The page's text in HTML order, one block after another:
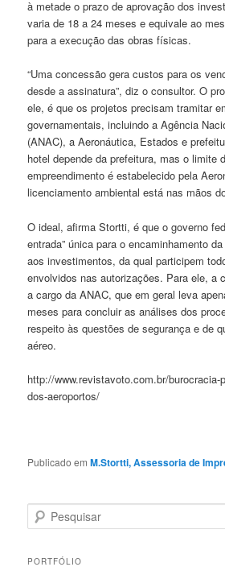
à metade o prazo de aprovação dos
varia de 18 a 24 meses e equivale ao
para a execução das obras físicas.
“Uma concessão gera custos para os
desde a assinatura”, diz o consultor. O
ele, é que os projetos precisam tramitar
governamentais, incluindo a Agência
(ANAC), a Aeronáutica, Estados e
hotel depende da prefeitura, mas o limite
empreendimento é estabelecido pela
licenciamento ambiental está nas mãos
O ideal, afirma Stortti, é que o governo
entrada” única para o encaminhamento
aos investimentos, da qual participem
envolvidos nas autorizações. Para ele, a
a cargo da ANAC, que em geral leva
meses para concluir as análises dos
respeito às questões de segurança e de
aéreo.
http://www.revistavoto.com.br/burocracia-
dos-aeroportos/
Publicado em M.Stortti, Assessoria de
e
q
PORTFÓLIO